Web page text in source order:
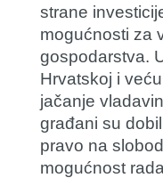
strane
mogućnosti za
gospodarstva.
Hrvatskoj i
jačanje
građani su
pravo na
mogućnost